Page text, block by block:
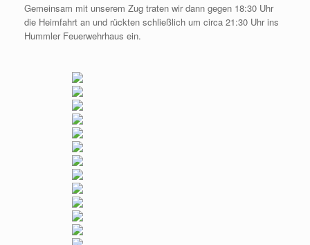
Gemeinsam mit unserem Zug traten wir dann gegen 18:30 Uhr
die Heimfahrt an und rückten schließlich um circa 21:30 Uhr ins
Hummler Feuerwehrhaus ein.